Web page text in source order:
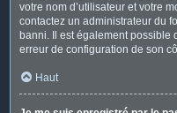
votre nom d’utilisateur et votre
contactez un administrateur du
banni. Il est également possible
erreur de configuration de son
Haut